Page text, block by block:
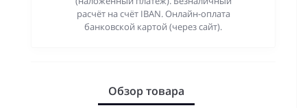
расчёт на счёт IBAN. Онлайн-оплата
банковской картой (через сайт).
Обзор товара